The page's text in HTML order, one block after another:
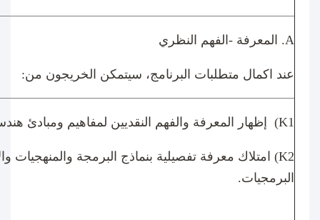
A. المعرفة -الفهم النظري
عند اكمال متطلبات البرنامج، سيتمكن الخريجون من:
(K1 إظهار المعرفة والفهم النقديين لمفاهيم ومبادئ
(K2 امتلاك معرفة تفصيلية بنماذج البرمجة والمنهجيات
البرمجيات.